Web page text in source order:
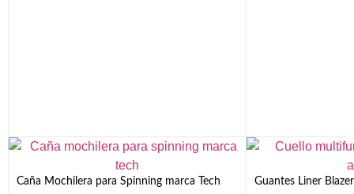
Caña Mochilera para Spinning marca Tech Guantes Liner